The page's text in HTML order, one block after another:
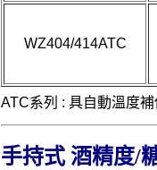
WZ404/414ATC
ATC系列 : 具自動溫度
手持式 酒精度/